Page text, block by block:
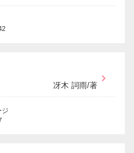
冴木 詞雨/著
ジ